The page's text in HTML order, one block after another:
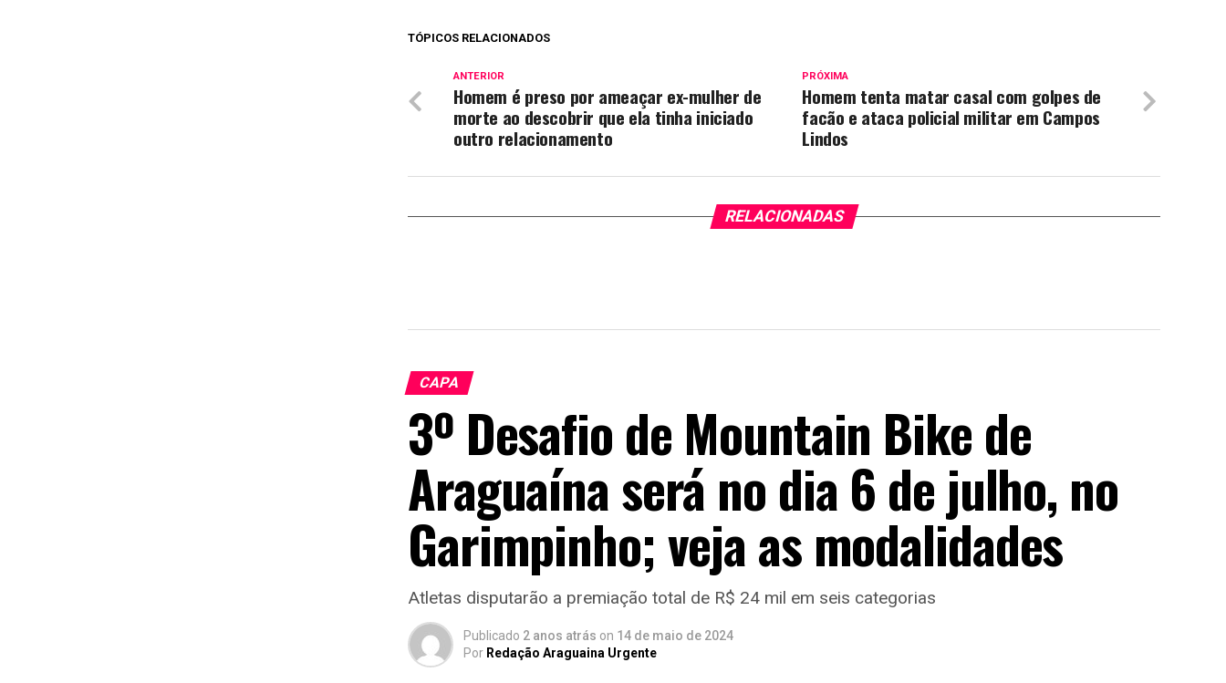
TÓPICOS RELACIONADOS
PRÓXIMA
Homem tenta matar casal com golpes de
facão e ataca policial militar em Campos
Lindos
ANTERIOR
Homem é preso por ameaçar ex-mulher de
morte ao descobrir que ela tinha iniciado
outro relacionamento
RELACIONADAS
CAPA
3º Desafio de Mountain Bike de
Araguaína será no dia 6 de julho, no
Garimpinho; veja as modalidades
Atletas disputarão a premiação total de R$ 24 mil em seis categorias
Publicado 2 anos atrás on 14 de maio de 2024
Por Redação Araguaina Urgente